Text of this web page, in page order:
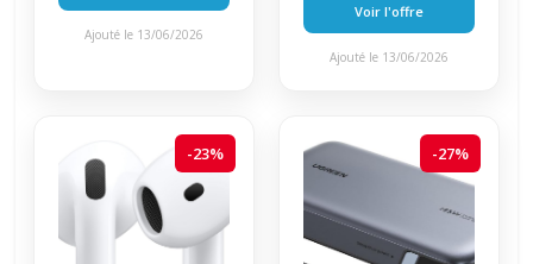
Ajouté le 13/06/2026
Voir l'offre
Ajouté le 13/06/2026
-23% -27%